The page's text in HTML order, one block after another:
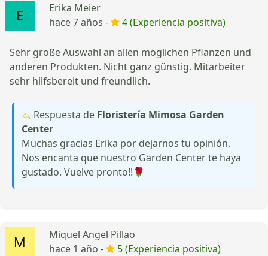
Erika Meier
hace 7 años -
4 (Experiencia positiva)
Sehr große Auswahl an allen möglichen Pflanzen und
anderen Produkten. Nicht ganz günstig. Mitarbeiter
sehr hilfsbereit und freundlich.
Respuesta de Floristería Mimosa Garden
Center
Muchas gracias Erika por dejarnos tu opinión.
Nos encanta que nuestro Garden Center te haya
gustado. Vuelve pronto!!🌹
Miquel Angel Pillao
hace 1 año -
5 (Experiencia positiva)